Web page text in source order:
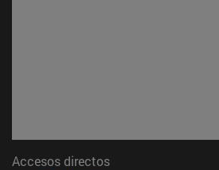
Accesos directos